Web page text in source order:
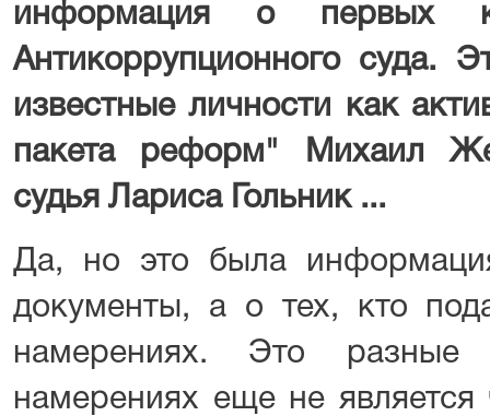
информация о первых
Антикоррупционного суда.
известные личности как
пакета реформ" Михаил
судья Лариса Гольник ...
Да, но это была
документы, а о тех, кто
намерениях. Это
намерениях еще не